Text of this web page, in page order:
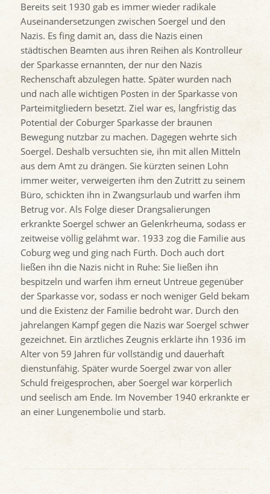
Bereits seit 1930 gab es immer wieder radikale
Auseinandersetzungen zwischen Soergel und den
Nazis. Es fing damit an, dass die Nazis einen
städtischen Beamten aus ihren Reihen als Kontrolleur
der Sparkasse ernannten, der nur den Nazis
Rechenschaft abzulegen hatte. Später wurden nach
und nach alle wichtigen Posten in der Sparkasse von
Parteimitgliedern besetzt. Ziel war es, langfristig das
Potential der Coburger Sparkasse der braunen
Bewegung nutzbar zu machen. Dagegen wehrte sich
Soergel. Deshalb versuchten sie, ihn mit allen Mitteln
aus dem Amt zu drängen. Sie kürzten seinen Lohn
immer weiter, verweigerten ihm den Zutritt zu seinem
Büro, schickten ihn in Zwangsurlaub und warfen ihm
Betrug vor. Als Folge dieser Drangsalierungen
erkrankte Soergel schwer an Gelenkrheuma, sodass er
zeitweise völlig gelähmt war. 1933 zog die Familie aus
Coburg weg und ging nach Fürth. Doch auch dort
ließen ihn die Nazis nicht in Ruhe: Sie ließen ihn
bespitzeln und warfen ihm erneut Untreue gegenüber
der Sparkasse vor, sodass er noch weniger Geld bekam
und die Existenz der Familie bedroht war. Durch den
jahrelangen Kampf gegen die Nazis war Soergel schwer
gezeichnet. Ein ärztliches Zeugnis erklärte ihn 1936 im
Alter von 59 Jahren für vollständig und dauerhaft
dienstunfähig. Später wurde Soergel zwar von aller
Schuld freigesprochen, aber Soergel war körperlich
und seelisch am Ende. Im November 1940 erkrankte er
an einer Lungenembolie und starb.